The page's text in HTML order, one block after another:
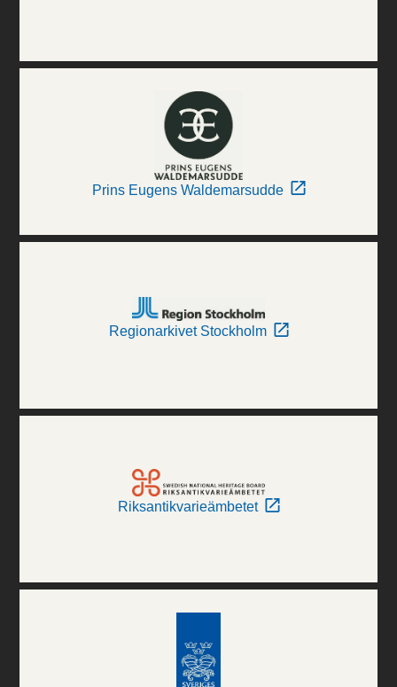
Prins Eugens Waldemarsudde
Regionarkivet Stockholm
Riksantikvarieämbetet